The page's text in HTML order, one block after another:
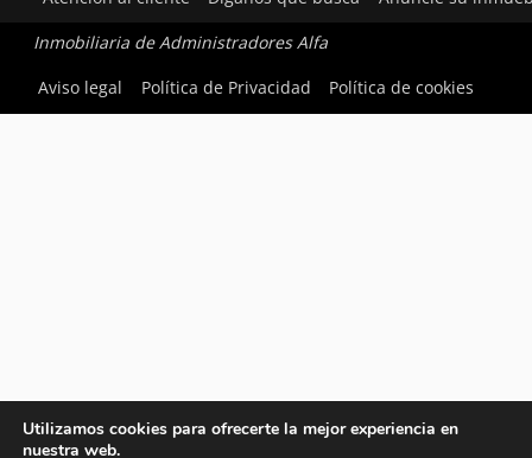
Inmobiliaria de Administradores Alfa
Aviso legal
Política de Privacidad Política de cookies
Utilizamos cookies para ofrecerte la mejor experiencia en
nuestra web.